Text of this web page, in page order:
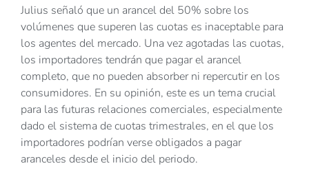
Julius señaló que un arancel del 50% sobre los
volúmenes que superen las cuotas es inaceptable para
los agentes del mercado. Una vez agotadas las cuotas,
los importadores tendrán que pagar el arancel
completo, que no pueden absorber ni repercutir en los
consumidores. En su opinión, este es un tema crucial
para las futuras relaciones comerciales, especialmente
dado el sistema de cuotas trimestrales, en el que los
importadores podrían verse obligados a pagar
aranceles desde el inicio del periodo.